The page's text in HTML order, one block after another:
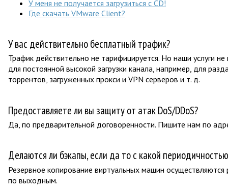
У меня не получается загрузиться с CD!
Где скачать VMware Client?
У вас действительно бесплатный трафик?
Трафик действительно не тарифицируется. Но наши услуги
для постоянной высокой загрузки канала, например, для
торрентов, загруженных прокси и VPN серверов и т. д.
Предоставляете ли вы защиту от атак DoS/DDoS?
Да, по предварительной договоренности. Пишите нам по
Делаются ли бэкапы, если да то с какой
Резервное копирование виртуальных машин
по выходным.